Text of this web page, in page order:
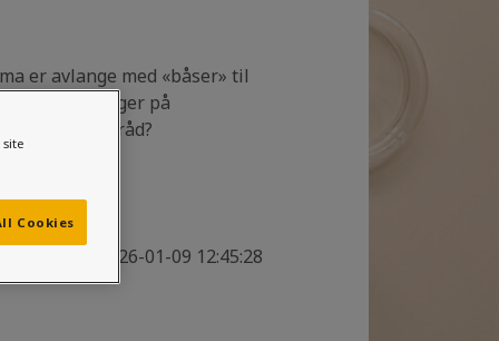
er avlange med «båser» til
ulike farger på
noen fargeråd?
2026-01-09 12:45:28
Cookies